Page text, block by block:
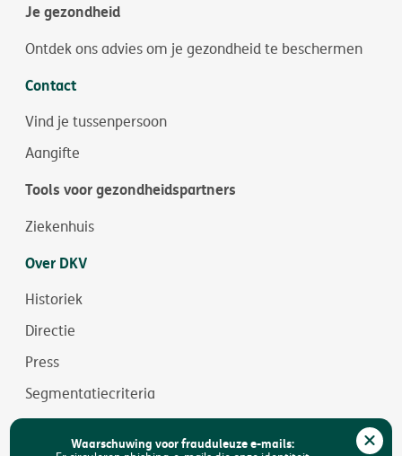
Je gezondheid
Ontdek ons advies om je gezondheid te beschermen
Contact
Vind je tussenpersoon
Aangifte
Tools voor gezondheidspartners
Ziekenhuis
Over DKV
Historiek
Directie
Press
Segmentatiecriteria
Jobs
Waarschuwing voor frauduleuze e-mails: